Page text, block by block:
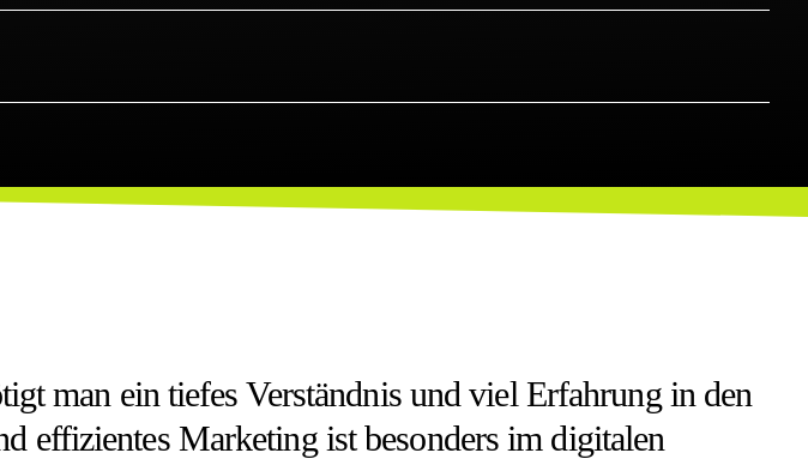
man ein tiefes Verständnis und viel Erfahrung in den
effizientes Marketing ist besonders im digitalen